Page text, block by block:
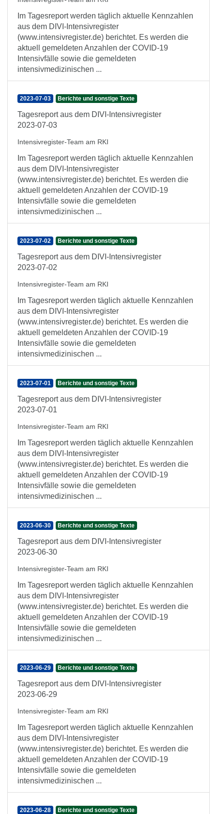
Im Tagesreport werden täglich aktuelle Kennzahlen
aus dem DIVI-Intensivregister
(www.intensivregister.de) berichtet. Es werden die
aktuell gemeldeten Anzahlen der COVID-19
Intensivfälle sowie die gemeldeten
intensivmedizinischen ...
2023-07-03 Berichte und sonstige Texte
Tagesreport aus dem DIVI-Intensivregister
2023-07-03
Intensivregister-Team am RKI
Im Tagesreport werden täglich aktuelle Kennzahlen
aus dem DIVI-Intensivregister
(www.intensivregister.de) berichtet. Es werden die
aktuell gemeldeten Anzahlen der COVID-19
Intensivfälle sowie die gemeldeten
intensivmedizinischen ...
2023-07-02 Berichte und sonstige Texte
Tagesreport aus dem DIVI-Intensivregister
2023-07-02
Intensivregister-Team am RKI
Im Tagesreport werden täglich aktuelle Kennzahlen
aus dem DIVI-Intensivregister
(www.intensivregister.de) berichtet. Es werden die
aktuell gemeldeten Anzahlen der COVID-19
Intensivfälle sowie die gemeldeten
intensivmedizinischen ...
2023-07-01 Berichte und sonstige Texte
Tagesreport aus dem DIVI-Intensivregister
2023-07-01
Intensivregister-Team am RKI
Im Tagesreport werden täglich aktuelle Kennzahlen
aus dem DIVI-Intensivregister
(www.intensivregister.de) berichtet. Es werden die
aktuell gemeldeten Anzahlen der COVID-19
Intensivfälle sowie die gemeldeten
intensivmedizinischen ...
2023-06-30 Berichte und sonstige Texte
Tagesreport aus dem DIVI-Intensivregister
2023-06-30
Intensivregister-Team am RKI
Im Tagesreport werden täglich aktuelle Kennzahlen
aus dem DIVI-Intensivregister
(www.intensivregister.de) berichtet. Es werden die
aktuell gemeldeten Anzahlen der COVID-19
Intensivfälle sowie die gemeldeten
intensivmedizinischen ...
2023-06-29 Berichte und sonstige Texte
Tagesreport aus dem DIVI-Intensivregister
2023-06-29
Intensivregister-Team am RKI
Im Tagesreport werden täglich aktuelle Kennzahlen
aus dem DIVI-Intensivregister
(www.intensivregister.de) berichtet. Es werden die
aktuell gemeldeten Anzahlen der COVID-19
Intensivfälle sowie die gemeldeten
intensivmedizinischen ...
2023-06-28 Berichte und sonstige Texte